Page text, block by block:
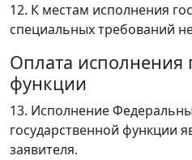
12. К местам исполнения
специальных требований
Оплата исполнения
функции
13. Исполнение
государственной функции
заявителя.